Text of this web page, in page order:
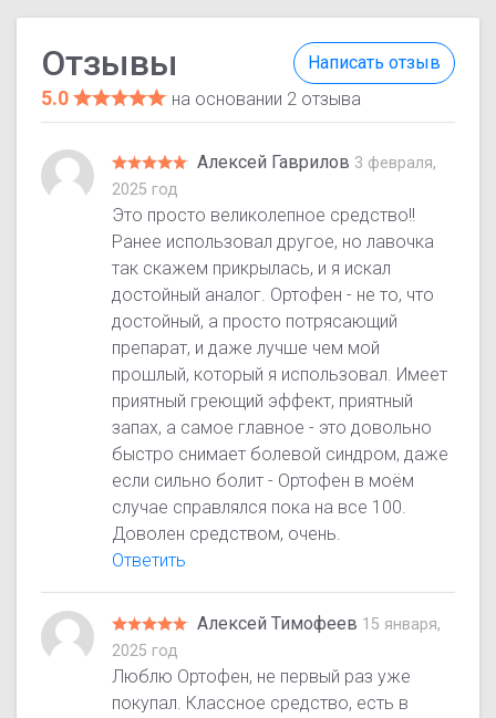
Написать отзыв
Отзывы
5.0 на основании 2 отзыва
Алексей Гаврилов 3 февраля,
2025 год
Это просто великолепное средство!!
Ранее использовал другое, но лавочка
так скажем прикрылась, и я искал
достойный аналог. Ортофен - не то, что
достойный, а просто потрясающий
препарат, и даже лучше чем мой
прошлый, который я использовал. Имеет
приятный греющий эффект, приятный
запах, а самое главное - это довольно
быстро снимает болевой синдром, даже
если сильно болит - Ортофен в моём
случае справлялся пока на все 100.
Доволен средством, очень.
Ответить
Алексей Тимофеев 15 января,
2025 год
Люблю Ортофен, не первый раз уже
покупал. Классное средство, есть в